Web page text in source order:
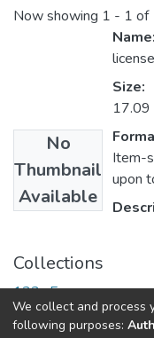
Now showing 1 - 1 of
No
Thumbnail
Available
Name:
Size:
17.09
Item-
upon
Collections
133 «Галузеве
2026
We collect and process
following purposes: